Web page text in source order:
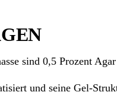
sind 0,5 Prozent
und seine Gel-